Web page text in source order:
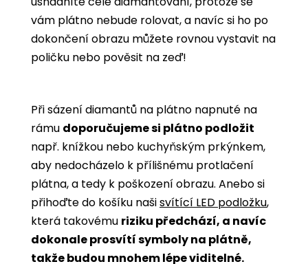
vám plátno nebude rolovat, a navíc si ho po
dokončení obrazu můžete rovnou vystavit na
poličku nebo pověsit na zeď!
Při sázení diamantů na plátno napnuté na
rámu doporučujeme si plátno podložit
např. knížkou nebo kuchyňským prkýnkem,
aby nedocházelo k přílišnému protlačení
plátna, a tedy k poškození obrazu. Anebo si
přihoďte do košíku našisvítící LED podložku,
která takovému riziku předchází, a navíc
dokonale prosvítí symboly na plátně,
takže budou mnohem lépe viditelné.